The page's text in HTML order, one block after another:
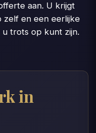
aan. U krijgt
zelf en een eerlijke
trots op kunt zijn.
in